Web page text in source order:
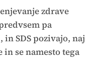
zdrave
pa
SDS pozivajo, naj
se namesto tega